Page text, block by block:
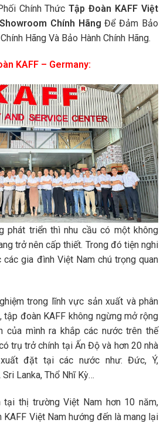
Chính ThứcTập Đoàn KAFF Việt
Chính Hãng Để Đảm Bảo
Hãng Và Bảo Hành Chính Hãng.
KAFF – Germany:
phát triển thì nhu cầu có một không
trở nên cấp thiết. Trong đó tiện nghi
gia đình Việt Nam chú trọng quan
trong lĩnh vực sản xuất và phân
đoàn KAFF không ngừng mở rộng
của mình ra khắp các nước trên thế
trụ trở chính tại Ấn Độ và hơn 20 nhà
đặt tại các nước như: Đức, Ý,
Lanka, Thổ Nhĩ Kỳ…
tại thị trường Việt Nam hơn 10 năm,
Việt Nam hướng đến là mang lại